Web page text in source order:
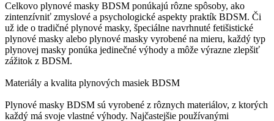
Celkovo plynové masky BDSM ponúkajú rôzne spôsoby, ako
zintenzívniť zmyslové a psychologické aspekty praktík BDSM. Či
už ide o tradičné plynové masky, špeciálne navrhnuté fetišistické
plynové masky alebo plynové masky vyrobené na mieru, každý typ
plynovej masky ponúka jedinečné výhody a môže výrazne zlepšiť
zážitok z BDSM.
Materiály a kvalita plynových masiek BDSM
Plynové masky BDSM sú vyrobené z rôznych materiálov, z ktorých
každý má svoje vlastné výhody. Najčastejšie používanými